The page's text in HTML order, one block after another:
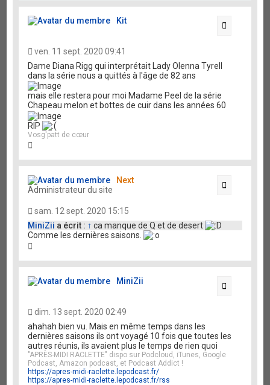
u
Kit
Citation
ven. 11 sept. 2020 09:41
Dame Diana Rigg qui interprétait Lady Olenna Tyrell
dans la série nous a quittés à l'âge de 82 ans
mais elle restera pour moi Madame Peel de la série
Chapeau melon et bottes de cuir dans les années 60
RIP
Vosg'patt de cœur
u
Next
Administrateur du site
Citation
sam. 12 sept. 2020 15:15
MiniZii a écrit : ↑ ca manque de Q et de desert
Comme les dernières saisons.
u
MiniZii
Citation
dim. 13 sept. 2020 02:49
ahahah bien vu. Mais en même temps dans les
dernières saisons ils ont voyagé 10 fois que toutes les
autres réunis, ils avaient plus le temps de rien quoi
"APRÈS-MIDI RACLETTE" dispo sur Podcloud, iTunes, Google
Podcast, Amazon podcast, et Podcast Addict !
https://apres-midi-raclette.lepodcast.fr/
https://apres-midi-raclette.lepodcast.fr/rss